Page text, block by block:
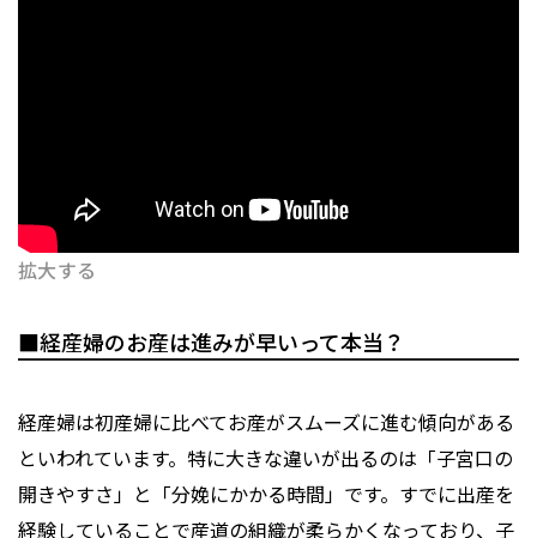
拡大する
■経産婦のお産は進みが早いって本当？
経産婦は初産婦に比べてお産がスムーズに進む傾向がある
といわれています。特に大きな違いが出るのは「子宮口の
開きやすさ」と「分娩にかかる時間」です。すでに出産を
経験していることで産道の組織が柔らかくなっており、子